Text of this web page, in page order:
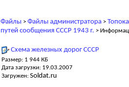
Файлы > Файлы администратора >
путей сообщения СССР 1943 г. >
Схема железных дорог СССР
Размер: 1 944 КБ
Дата загрузки: 19.03.2007
Загружен: Soldat.ru